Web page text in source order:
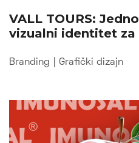
VALL TOURS:
vizualni identitet
Branding Grafički dizajn